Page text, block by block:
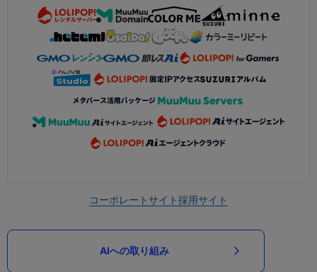
コーポレートサイト採用サイト
AIへの取り組み